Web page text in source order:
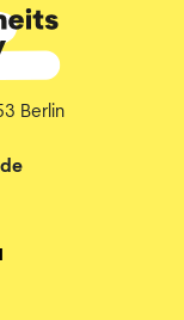
Berlin